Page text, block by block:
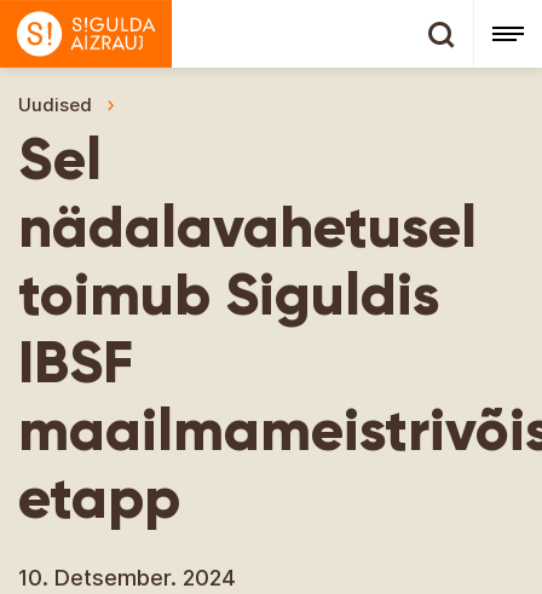
Uudised
Sel
nädalavahetusel
toimub Siguldis
IBSF
etapp
10. Detsember. 2024